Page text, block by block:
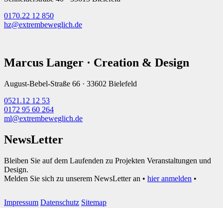
0170.22 12 850
hz@extrembeweglich.de
Marcus Langer · Creation & Design
August-Bebel-Straße 66 · 33602 Bielefeld
0521.12 12 53
0172 95 60 264
ml@extrembeweglich.de
NewsLetter
Bleiben Sie auf dem Laufenden zu Projekten Veranstaltungen und
Design.
Melden Sie sich zu unserem NewsLetter an • hier anmelden •
Impressum Datenschutz Sitemap